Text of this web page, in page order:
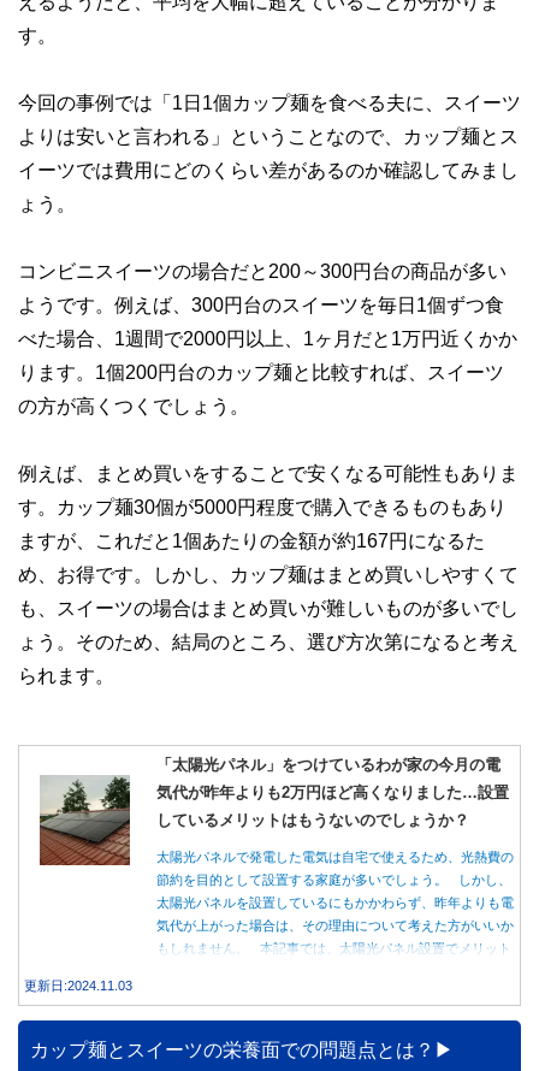
す。
今回の事例では「1日1個カップ麺を食べる夫に、スイーツ
よりは安いと言われる」ということなので、カップ麺とス
イーツでは費用にどのくらい差があるのか確認してみまし
ょう。
コンビニスイーツの場合だと200～300円台の商品が多い
ようです。例えば、300円台のスイーツを毎日1個ずつ食
べた場合、1週間で2000円以上、1ヶ月だと1万円近くかか
ります。1個200円台のカップ麺と比較すれば、スイーツ
の方が高くつくでしょう。
例えば、まとめ買いをすることで安くなる可能性もありま
す。カップ麺30個が5000円程度で購入できるものもあり
ますが、これだと1個あたりの金額が約167円になるた
め、お得です。しかし、カップ麺はまとめ買いしやすくて
も、スイーツの場合はまとめ買いが難しいものが多いでし
ょう。そのため、結局のところ、選び方次第になると考え
られます。
「太陽光パネル」をつけているわが家の今月の電
気代が昨年よりも2万円ほど高くなりました…設置
しているメリットはもうないのでしょうか？
太陽光パネルで発電した電気は自宅で使えるため、光熱費の
節約を目的として設置する家庭が多いでしょう。 しかし、
太陽光パネルを設置しているにもかかわらず、昨年よりも電
気代が上がった場合は、その理由について考えた方がいいか
もしれません。 本記事では、太陽光パネル設置でメリット
更新日:2024.11.03
カップ麺とスイーツの栄養面での問題点とは？